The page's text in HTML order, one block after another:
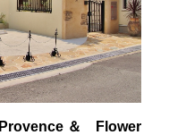
Provence ＆ Flower